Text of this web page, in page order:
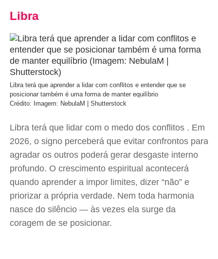
Libra
Libra terá que aprender a lidar com conflitos e entender que se
posicionar também é uma forma de manter equilíbrio
Crédito: Imagem: NebulaM | Shutterstock
Libra terá que lidar com o medo dos conflitos . Em
2026, o signo perceberá que evitar confrontos para
agradar os outros poderá gerar desgaste interno
profundo. O crescimento espiritual acontecerá
quando aprender a impor limites, dizer “não” e
priorizar a própria verdade. Nem toda harmonia
nasce do silêncio — às vezes ela surge da
coragem de se posicionar.